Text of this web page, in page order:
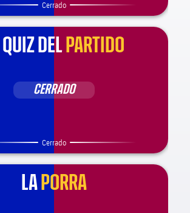
Cerrado
QUIZ DEL PARTIDO
CERRADO
Cerrado
LA PORRA